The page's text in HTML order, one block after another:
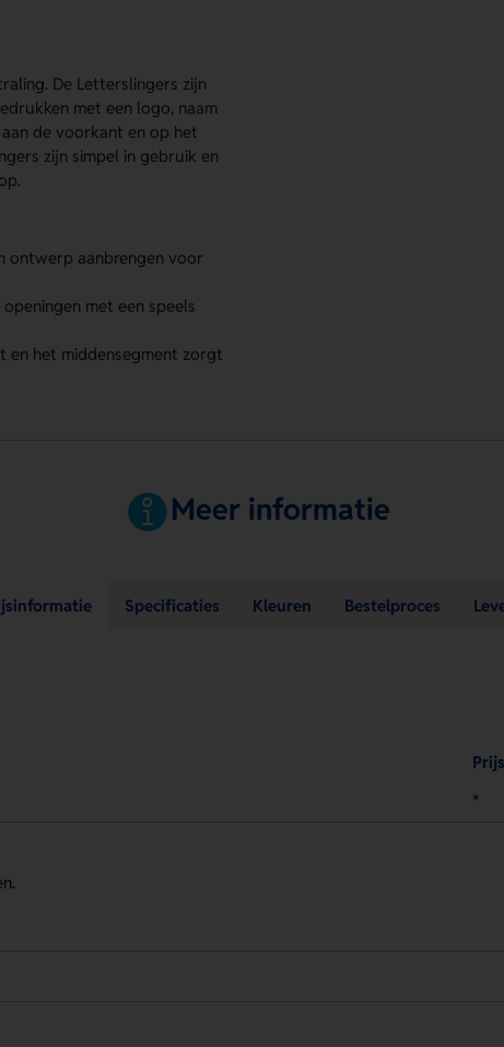
De Letterslingers zijn
met een logo, naam
de voorkant en op het
zijn simpel in gebruik en
ontwerp aanbrengen voor
met een speels
en het middensegment zorgt
Meer informatie
Specificaties Kleuren Bestelproces
Prijs
*